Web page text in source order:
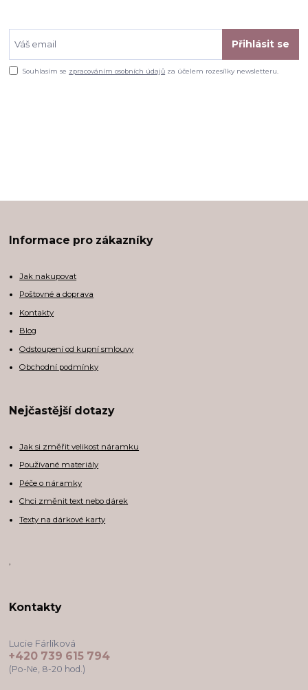
Přihlásit se
Souhlasím se zpracováním osobních údajů za účelem rozesílky newsletteru.
Informace pro zákazníky
Jak nakupovat
Poštovné a doprava
Kontakty
Blog
Odstoupení od kupní smlouvy
Obchodní podmínky
Nejčastější dotazy
Jak si změřit velikost náramku
Používané materiály
Péče o náramky
Chci změnit text nebo dárek
Texty na dárkové karty
,
Kontakty
Lucie Fárlíková
+420 739 615 794
(Po-Ne, 8-20 hod.)